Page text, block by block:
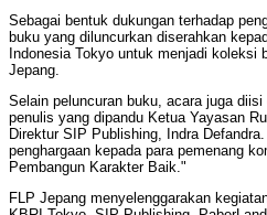
Sebagai bentuk dukungan terhadap
buku yang diluncurkan diserahkan
Indonesia Tokyo untuk menjadi koleksi
Jepang.
Selain peluncuran buku, acara juga
penulis yang dipandu Ketua Yayasan
Direktur SIP Publishing, Indra
penghargaan kepada para pemenang
Pembangun Karakter Baik."
FLP Jepang menyelenggarakan